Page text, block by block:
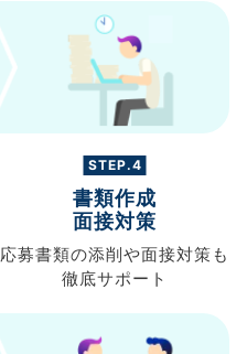
STEP.4
書類作成
面接対策
応募書類の添削や面接対策も
徹底サポート